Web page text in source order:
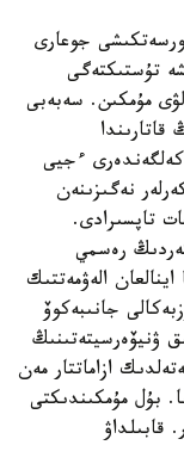
جوعارى
تۇستىكتەگى
مۇمكىن. سەبەبى
ءجيى
نەگىزىنەن
تاپسىرادى.
رەسمي
الەۋمەتتىك
جانىبەكوۆ
ۋنيۆەرسيتەتىنىڭ
ازاماتتار مەن
بۇل مۇمكىندىكتى
قابىلداۋ